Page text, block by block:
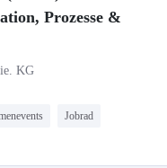
Prozesse &
KG
Jobrad